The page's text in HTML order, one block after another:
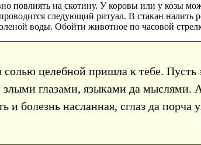
повлиять на скотину. У коровы или у козы
следующий ритуал. В стакан
воды. Обойти животное по часовой
целебной пришла к тебе. Пусть
глазами, языками да мыслями. А
и болезнь насланная, сглаз да